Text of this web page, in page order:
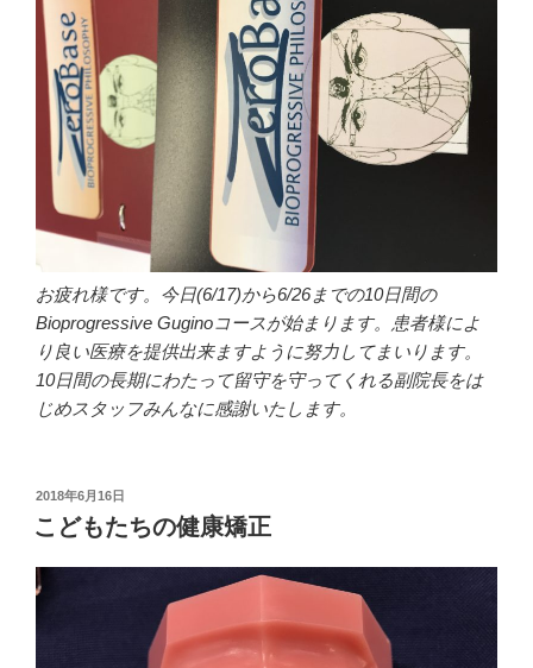
お疲れ様です。今日(6/17)から6/26までの10日間の
Bioprogressive Guginoコースが始まります。患者様によ
り良い医療を提供出来ますように努力してまいります。
10日間の長期にわたって留守を守ってくれる副院長をは
じめスタッフみんなに感謝いたします。
投
稿
日:
2018年6月16日
こどもたちの健康矯正